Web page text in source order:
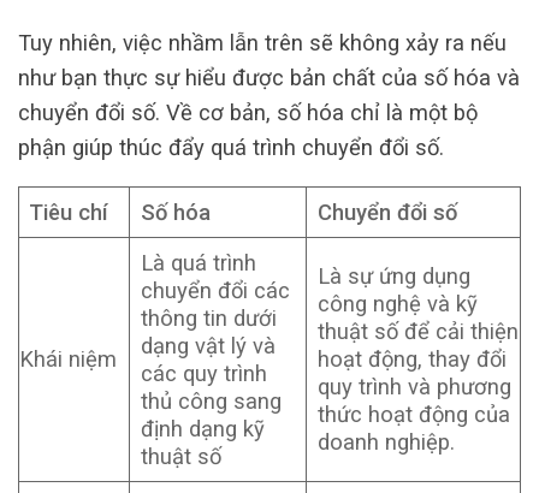
Tuy nhiên, việc nhầm lẫn trên sẽ không xảy ra nếu
như bạn thực sự hiểu được bản chất của số hóa và
chuyển đổi số. Về cơ bản, số hóa chỉ là một bộ
phận giúp thúc đẩy quá trình chuyển đổi số.
Tiêu chí Số hóa Chuyển đổi số
Khái niệm
Là quá trình
chuyển đổi các
thông tin dưới
dạng vật lý và
các quy trình
thủ công sang
định dạng kỹ
thuật số
Là sự ứng dụng
công nghệ và kỹ
thuật số để cải thiện
hoạt động, thay đổi
quy trình và phương
thức hoạt động của
doanh nghiệp.